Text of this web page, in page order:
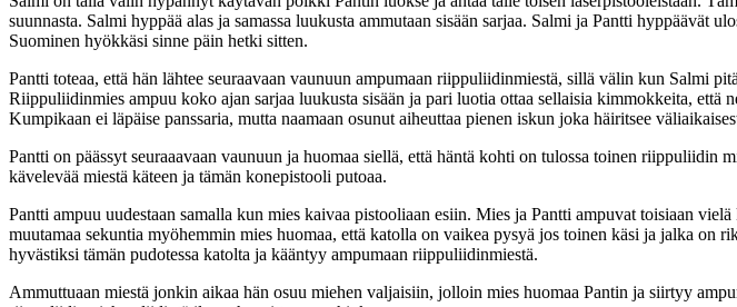
suunnasta. Salmi hyppää alas ja samassa luukusta ammutaan sisään sarjaa. Salmi ja Pantti
Suominen hyökkäsi sinne päin hetki sitten.
Pantti toteaa, että hän lähtee seuraavaan vaunuun ampumaan riippuliidinmiestä, sillä välin kun Salmi
Riippuliidinmies ampuu koko ajan sarjaa luukusta sisään ja pari luotia ottaa sellaisia kimmokkeita,
Kumpikaan ei läpäise panssaria, mutta naamaan osunut aiheuttaa pienen iskun joka häiritsee
Pantti on päässyt seuraaavaan vaunuun ja huomaa siellä, että häntä kohti on tulossa toinen
kävelevää miestä käteen ja tämän konepistooli putoaa.
Pantti ampuu uudestaan samalla kun mies kaivaa pistooliaan esiin. Mies ja Pantti ampuvat toisiaan
muutamaa sekuntia myöhemmin mies huomaa, että katolla on vaikea pysyä jos toinen käsi ja jalka
hyvästiksi tämän pudotessa katolta ja kääntyy ampumaan riippuliidinmiestä.
Ammuttuaan miestä jonkin aikaa hän osuu miehen valjaisiin, jolloin mies huomaa Pantin ja siirtyy